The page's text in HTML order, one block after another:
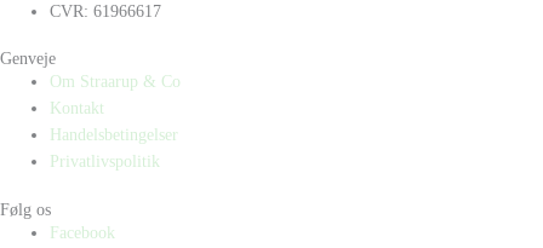
CVR: 61966617
Genveje
Om Straarup & Co
Kontakt
Handelsbetingelser
Privatlivspolitik
Følg os
Facebook